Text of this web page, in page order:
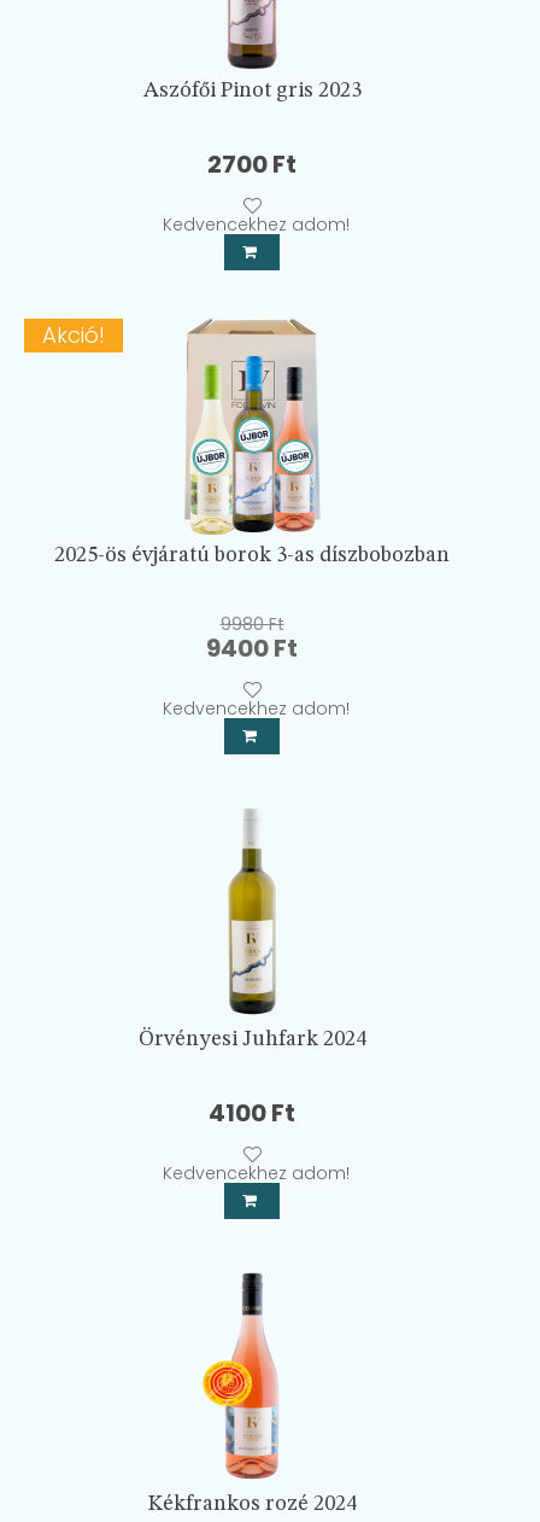
Aszófői Pinot gris 2023
2700Ft
Kedvencekhez adom!
Akció!
2025-ös évjáratú borok 3-as díszbobozban
9980Ft
Original
price
was:
9980 Ft.
9400Ft
is:
Kedvencekhez adom!
Örvényesi Juhfark 2024
4100Ft
Kedvencekhez adom!
Kékfrankos rozé 2024